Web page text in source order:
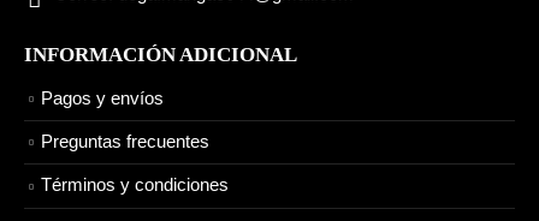
INFORMACIÓN ADICIONAL
Pagos y envíos
Preguntas frecuentes
Términos y condiciones